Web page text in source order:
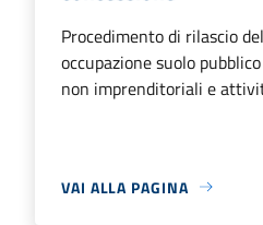
Procedimento di rilascio
occupazione suolo
non imprenditoriali e
VAI ALLA PAGINA